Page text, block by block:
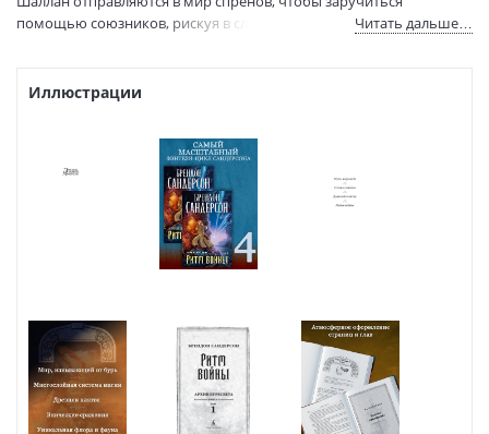
Артикул:
9785389188839
помощью союзников, рискуя в случае неуспеха обречь все
зависеть не от военной мощи противоборствующих сторон, а от
Читать дальше…
Иллюстрации